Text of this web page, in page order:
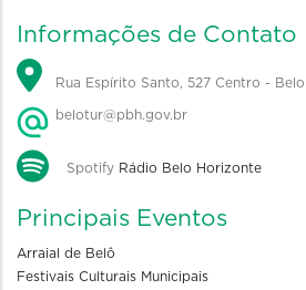
Informações de Contato
Rua Espírito Santo, 527 Centro -
belotur@pbh.gov.br
Spotify Rádio Belo Horizonte
Principais Eventos
Arraial de Belô
Festivais Culturais Municipais